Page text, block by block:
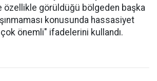
özellikle görüldüğü bölgeden başka
konusunda hassasiyet
önemli" ifadelerini kullandı.